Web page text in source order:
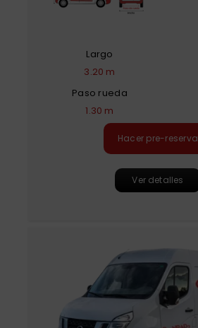
Largo
3.20 m
Paso rueda
1.30 m
Hacer pre-reserva
Ver detalles